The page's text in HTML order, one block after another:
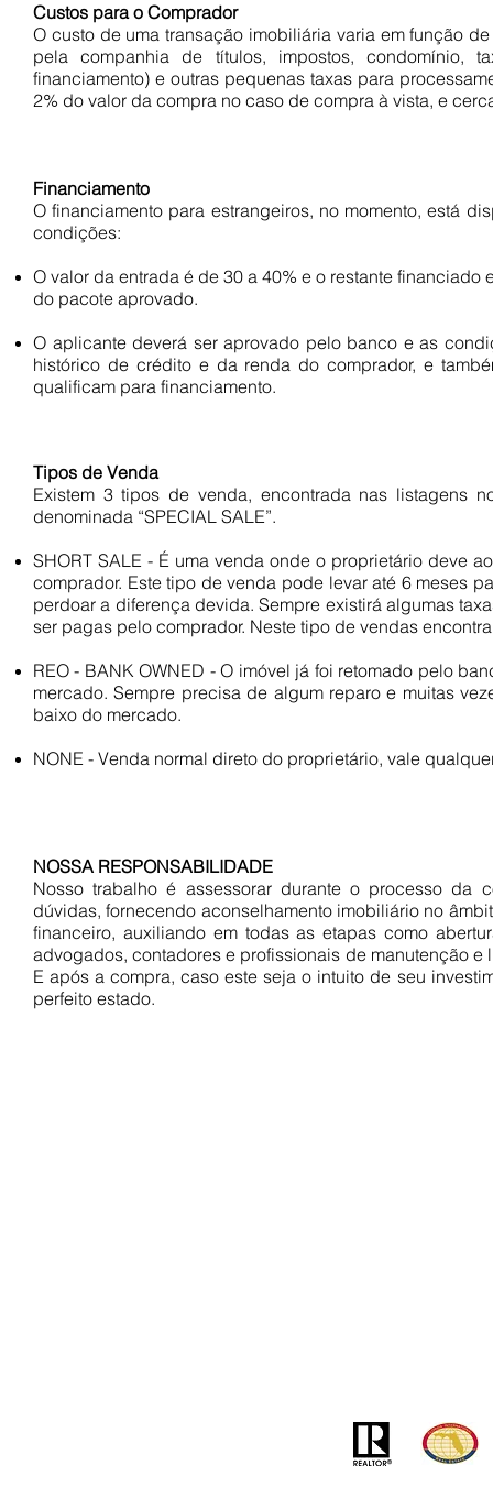
Custos para o Comprador
O custo de uma transação imobiliária varia em função
pela companhia de títulos, impostos, condomínio,
financiamento) e outras pequenas taxas para
2% do valor da compra no caso de compra à vista, e
Financiamento
O financiamento para estrangeiros, no momento, está
condições:
O valor da entrada é de 30 a 40% e o restante
do pacote aprovado.
O aplicante deverá ser aprovado pelo banco e as
histórico de crédito e da renda do comprador, e
qualificam para financiamento.
Tipos de Venda
Existem 3 tipos de venda, encontrada nas listagens
denominada “SPECIAL SALE”.
SHORT SALE - É uma venda onde o proprietário deve
comprador. Este tipo de venda pode levar até 6 meses
perdoar a diferença devida. Sempre existirá algumas
ser pagas pelo comprador. Neste tipo de vendas
REO - BANK OWNED - O imóvel já foi retomado pelo
mercado. Sempre precisa de algum reparo e muitas
baixo do mercado.
NONE - Venda normal direto do proprietário, vale
NOSSA RESPONSABILIDADE
Nosso trabalho é assessorar durante o processo da
dúvidas, fornecendo aconselhamento imobiliário no
financeiro, auxiliando em todas as etapas como
advogados, contadores e profissionais de manutenção
E após a compra, caso este seja o intuito de seu
perfeito estado.